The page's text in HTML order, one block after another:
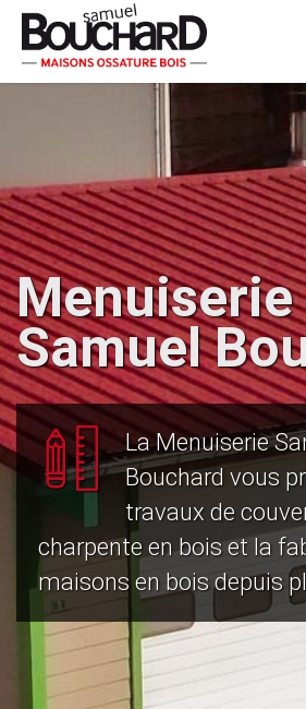
Menuiserie
Samuel
La Menuiserie
Bouchard vous
travaux de
charpente en bois et la
maisons en bois depuis